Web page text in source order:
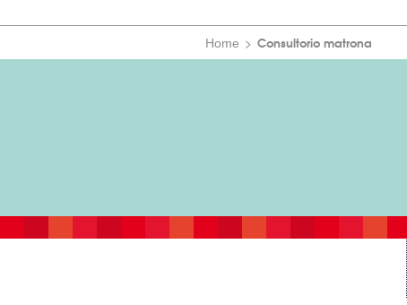
Home Consultorio matrona